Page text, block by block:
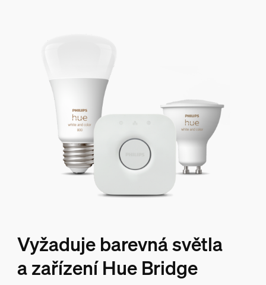
Vyžaduje barevná světla
a zařízení Hue Bridge